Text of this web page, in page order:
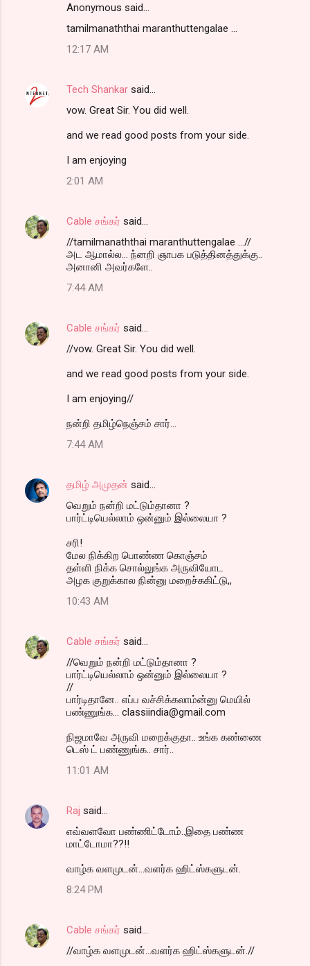
e
Anonymous said…
tamilmanaththai maranthuttengalae ...
12:17 AM
Tech Shankar said…
vow. Great Sir. You did well.
and we read good posts from your side.
I am enjoying
2:01 AM
Cable சங்கர் said…
//tamilmanaththai maranthuttengalae ...//
அட ஆமால்ல... ந்னறி ஞாபக படுத்தினத்துக்கு..
அனானி அவர்களே..
7:44 AM
Cable சங்கர் said…
//vow. Great Sir. You did well.
and we read good posts from your side.
I am enjoying//
நன்றி தமிழ்நெஞ்சம் சார்...
7:44 AM
தமிழ் அமுதன் said…
வெறும் நன்றி மட்டும்தானா ?
பார்ட்டியெல்லாம் ஒன்னும் இல்லையா ?
சரி!
மேல நிக்கிற பொண்ண கொஞ்சம்
தள்ளி நிக்க சொல்லுங்க அருவியோட
அழக குறுக்கால நின்னு மறைச்சுகிட்டு,,
10:43 AM
Cable சங்கர் said…
//வெறும் நன்றி மட்டும்தானா ?
பார்ட்டியெல்லாம் ஒன்னும் இல்லையா ?
//
பார்டிதானே.. எப்ப வச்சிக்கலாம்ன்னு மெயில்
பண்ணுங்க... classiindia@gmail.com
நிஜமாவே அருவி மறைக்குதா.. உங்க கண்ணை
டெஸ் ட் பண்ணுங்க.. சார்..
11:01 AM
Raj said…
எவ்வளவோ பண்ணிட்டோம்..இதை பண்ண
மாட்டோமா??!!
வாழ்க வளமுடன்...வளர்க ஹிட்ஸ்களுடன்.
8:24 PM
Cable சங்கர் said…
//வாழ்க வளமுடன்...வளர்க ஹிட்ஸ்களுடன்.//